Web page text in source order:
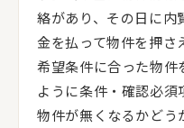
絡があり、その日に内
金を払って物件を押さ
希望条件に合った物件
ように条件・確認必
物件が無くなるかど